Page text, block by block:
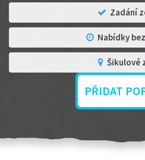
Zadání
Nabídky
Šikulové
PŘIDAT